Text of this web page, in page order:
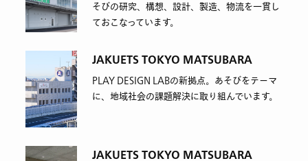
そびの研究、構想、設計、製造、物流を一貫し
ておこなっています。
JAKUETS TOKYO MATSUBARA
PLAY DESIGN LABの新拠点。あそびをテーマ
に、地域社会の課題解決に取り組んでいます。
JAKUETS TOKYO MATSUBARA